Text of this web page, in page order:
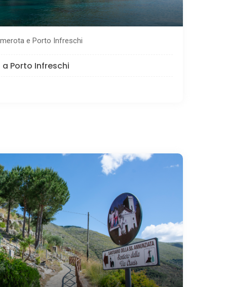
e Porto Infreschi
Porto Infreschi